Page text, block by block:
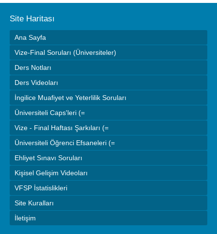
Site Haritası
Ana Sayfa
Vize-Final Soruları (Üniversiteler)
Ders Notları
Ders Videoları
İngilice Muafiyet ve Yeterlilik Soruları
Üniversiteli Caps'leri (=
Vize - Final Haftası Şarkıları (=
Üniversiteli Öğrenci Efsaneleri (=
Ehliyet Sınavı Soruları
Kişisel Gelişim Videoları
VFSP İstatislikleri
Site Kuralları
İletişim